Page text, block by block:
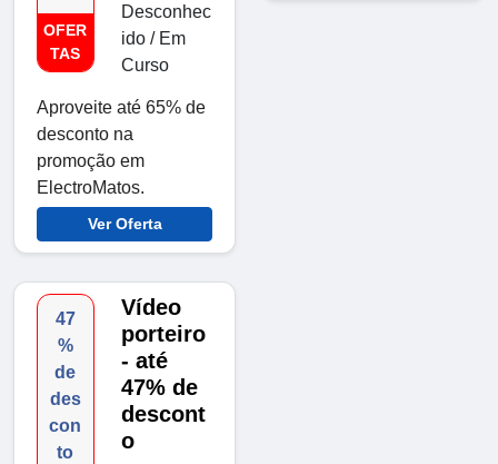
OFER
TAS
Desconhec
ido / Em
Curso
Aproveite até 65% de
desconto na
promoção em
ElectroMatos.
Ver Oferta
47
%
de
des
con
to
Vídeo
porteiro
- até
47% de
descont
o